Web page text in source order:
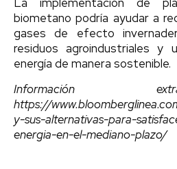
biometano podría ayudar a
gases de efecto
residuos agroindustriales y
energía de manera sostenible.
Información
https://
y-sus-alternativas-para-
energia-en-el-mediano-plazo/